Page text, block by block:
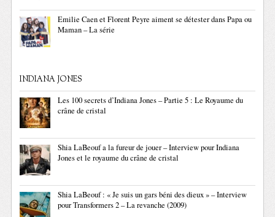
Emilie Caen et Florent Peyre aiment se détester dans Papa ou
Maman – La série
INDIANA JONES
Les 100 secrets d’Indiana Jones – Partie 5 : Le Royaume du
crâne de cristal
Shia LaBeouf a la fureur de jouer – Interview pour Indiana
Jones et le royaume du crâne de cristal
Shia LaBeouf : « Je suis un gars béni des dieux » – Interview
pour Transformers 2 – La revanche (2009)